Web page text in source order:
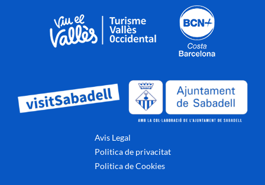
Avis Legal
Politica de privacitat
Politica de Cookies